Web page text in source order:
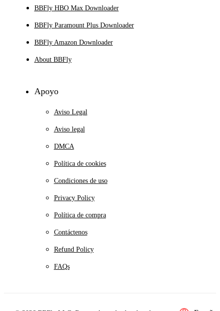
BBFly HBO Max Downloader
BBFly Paramount Plus Downloader
BBFly Amazon Downloader
About BBFly
Apoyo
Aviso Legal
Aviso legal
DMCA
Política de cookies
Condiciones de uso
Privacy Policy
Política de compra
Contáctenos
Refund Policy
FAQs